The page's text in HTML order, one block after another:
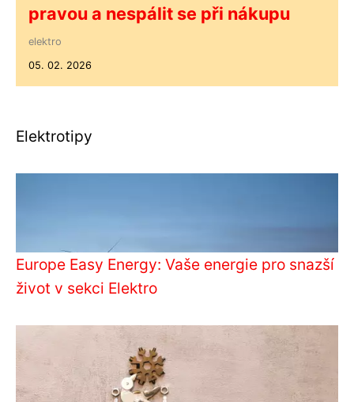
pravou a nespálit se při nákupu
elektro
05. 02. 2026
Elektrotipy
Europe Easy Energy: Vaše energie pro snazší
život v sekci Elektro